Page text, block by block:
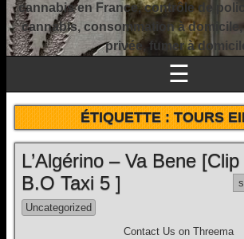
cannabis en France, contrôle de
cannabis, consommation à
privée, fumer à
☰
ÉTIQUETTE :TOURS
L’Algérino – Va Bene
B.O Taxi 5 ]
Uncategorized
Contact Us on Threema